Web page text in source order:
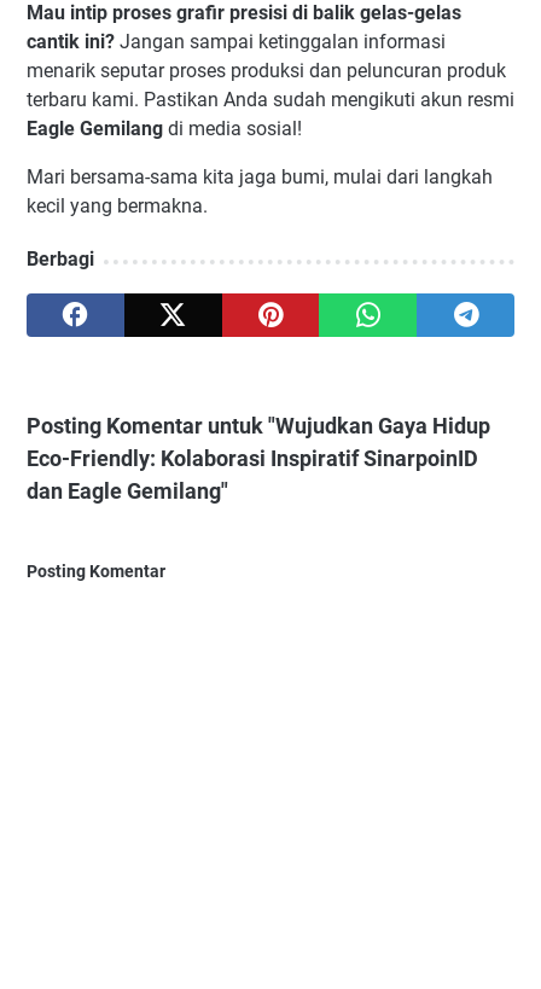
Mau intip proses grafir presisi di balik gelas-gelas
cantik ini? Jangan sampai ketinggalan informasi
menarik seputar proses produksi dan peluncuran produk
terbaru kami. Pastikan Anda sudah mengikuti akun resmi
Eagle Gemilang di media sosial!
Mari bersama-sama kita jaga bumi, mulai dari langkah
kecil yang bermakna.
Berbagi
Posting Komentar untuk "Wujudkan Gaya Hidup
Eco-Friendly: Kolaborasi Inspiratif SinarpoinID
dan Eagle Gemilang"
Posting Komentar